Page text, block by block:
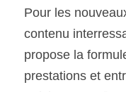
Pour les
contenu
propose la
prestations et